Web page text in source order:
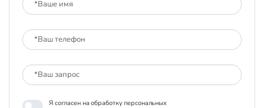
Я согласен на обработку персональных